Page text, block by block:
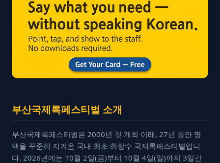
부산국제록페스티벌 소개
부산국제록페스티벌은 2000년 첫 개최 이래, 27년 동안 명
맥을 꾸준히 지켜온 국내 최초·최장수 국제록페스티벌입니
다. 2026년에는 10월 2일(금)부터 10월 4일(일)까지 3일간